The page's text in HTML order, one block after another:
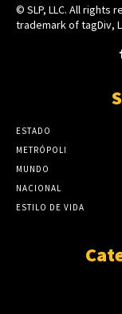
© SLP, LLC. All rights
trademark of tagDiv,
ESTADO
METRÓPOLI
MUNDO
NACIONAL
ESTILO DE VIDA